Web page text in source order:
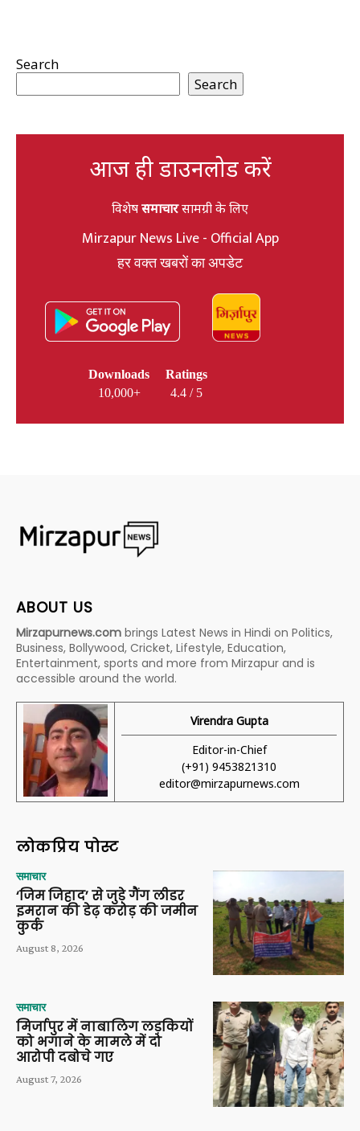
Search
Search
आज ही डाउनलोड करें
विशेषसमाचारसामग्री के लिए
Mirzapur News Live - Official App
हर वक्त खबरों का अपडेट
Downloads
10,000+
Ratings
4.4 / 5
ABOUT US
Mirzapurnews.com brings Latest News in Hindi on Politics,
Business, Bollywood, Cricket, Lifestyle, Education,
Entertainment, sports and more from Mirzapur and is
accessible around the world.
Virendra Gupta
Editor-in-Chief
(+91) 9453821310
editor@mirzapurnews.com
लोकप्रिय पोस्ट
समाचार
‘जिम जिहाद’ से जुड़े गैंग लीडर
इमरान की डेढ़ करोड़ की जमीन
कुर्क
August 8, 2026
समाचार
मिर्जापुर में नाबालिग लड़कियों
को भगाने के मामले में दो
आरोपी दबोचे गए
August 7, 2026